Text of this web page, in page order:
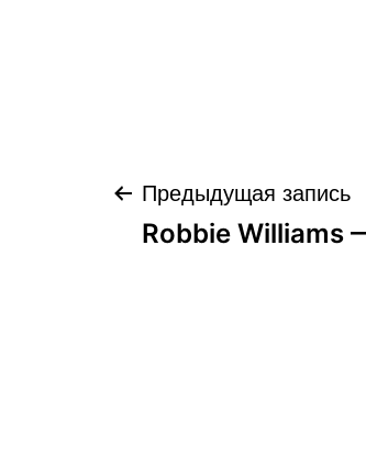
Предыдущая запись
Robbie Williams